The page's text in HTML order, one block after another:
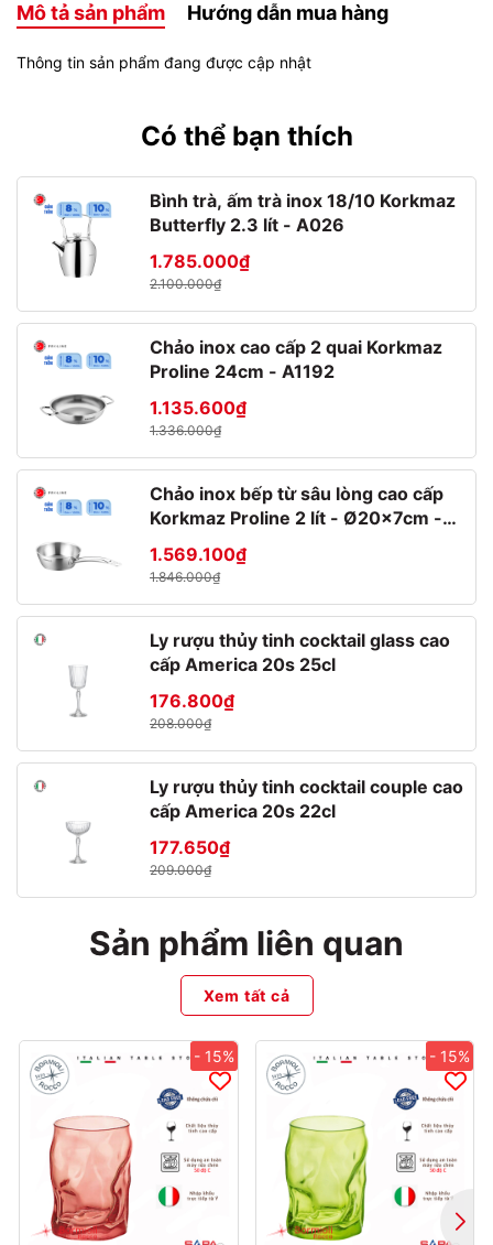
Mô tả sản phẩm Hướng dẫn mua hàng
Thông tin sản phẩm đang được cập nhật
Có thể bạn thích
Bình trà, ấm trà inox 18/10 Korkmaz
Butterfly 2.3 lít - A026
1.785.000₫
2.100.000₫
Chảo inox cao cấp 2 quai Korkmaz
Proline 24cm - A1192
1.135.600₫
1.336.000₫
Chảo inox bếp từ sâu lòng cao cấp
Korkmaz Proline 2 lít - Ø20x7cm -
A1175
1.569.100₫
1.846.000₫
Ly rượu thủy tinh cocktail glass cao
cấp America 20s 25cl
176.800₫
208.000₫
Ly rượu thủy tinh cocktail couple cao
cấp America 20s 22cl
177.650₫
209.000₫
Sản phẩm liên quan
Xem tất cả
- 15% - 15%